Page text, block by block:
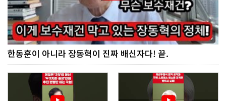
한동훈이 아니라 장동혁이 진짜 배신자다! 끝.